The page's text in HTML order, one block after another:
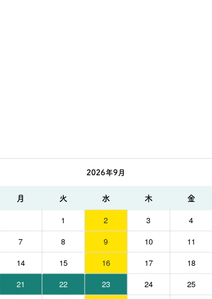
2026年9月
月 火 水 木 金
1 2 3 4
7 8 9 10 11
14 15 16 17 18
21 22 23 24 25